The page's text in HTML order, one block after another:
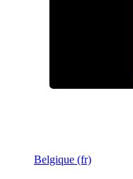
Belgique (fr)